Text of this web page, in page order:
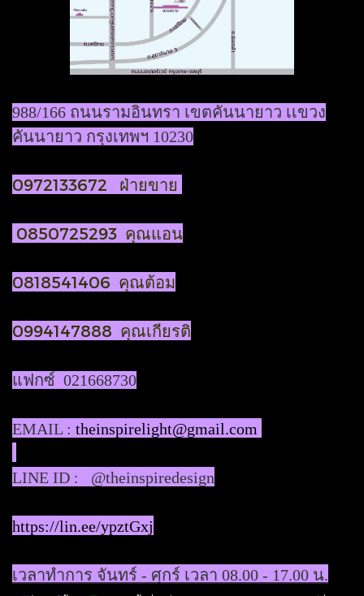
988/166 ถนนรามอินทรา เขตคันนายาว เเขวง
คันนายาว กรุงเทพฯ 10230
0972133672 ฝ่ายขาย
0850725293 คุณแอน
0818541406 คุณต้อม
0994147888 คุณเกียรติ
แฟกซ์ 021668730
EMAIL : theinspirelight@gmail.com
LINE ID : @theinspiredesign
https://lin.ee/ypztGxj
เวลาทำการ จันทร์ - ศุกร์ เวลา 08.00 - 17.00 น.